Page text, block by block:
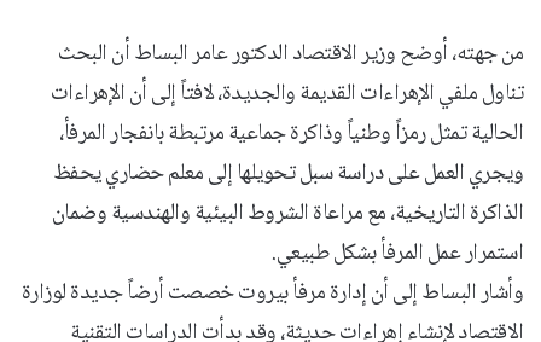
من جهته، أوضح وزير الاقتصاد الدكتور عامر البساط أن البحث
تناول ملفي الإهراءات القديمة والجديدة، لافتاً إلى أن الإهراءات
الحالية تمثل رمزاً وطنياً وذاكرة جماعية مرتبطة بانفجار المرفأ،
ويجري العمل على دراسة سبل تحويلها إلى معلم حضاري يحفظ
الذاكرة التاريخية، مع مراعاة الشروط البيئية والهندسية وضمان
استمرار عمل المرفأ بشكل طبيعي.
وأشار البساط إلى أن إدارة مرفأ بيروت خصصت أرضاً جديدة لوزارة
الاقتصاد لإنشاء إهراءات حديثة، وقد بدأت الدراسات التقنية